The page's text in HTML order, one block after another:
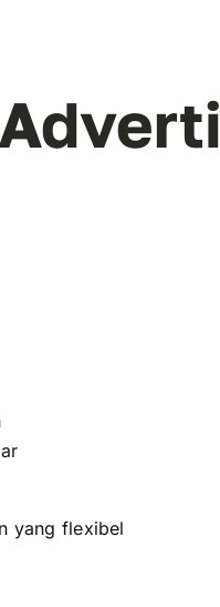
yang flexibel